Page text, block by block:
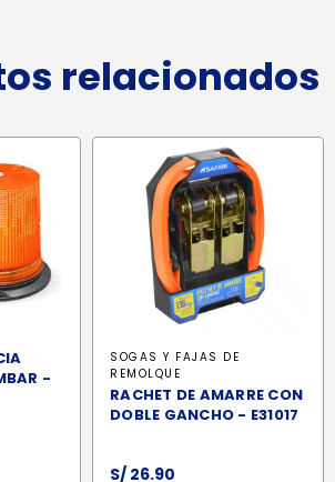
relacionados
-
SOGAS Y FAJAS DE
REMOLQUE
RACHET DE AMARRE CON
DOBLE GANCHO - E31017
S/ 26.90